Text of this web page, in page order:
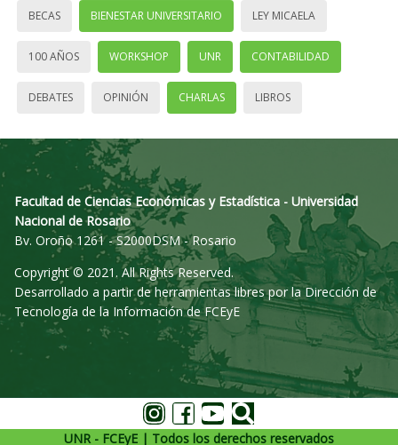
BECAS BIENESTAR UNIVERSITARIO LEY MICAELA
100 AÑOS WORKSHOP UNR CONTABILIDAD
DEBATES OPINIÓN CHARLAS LIBROS
Facultad de Ciencias Económicas y Estadística - Universidad
Nacional de Rosario
Bv. Oroño 1261 - S2000DSM - Rosario
Copyright © 2021. All Rights Reserved.
Desarrollado a partir de herramientas libres por la Dirección de
Tecnología de la Información de FCEyE
UNR - FCEyE | Todos los derechos reservados